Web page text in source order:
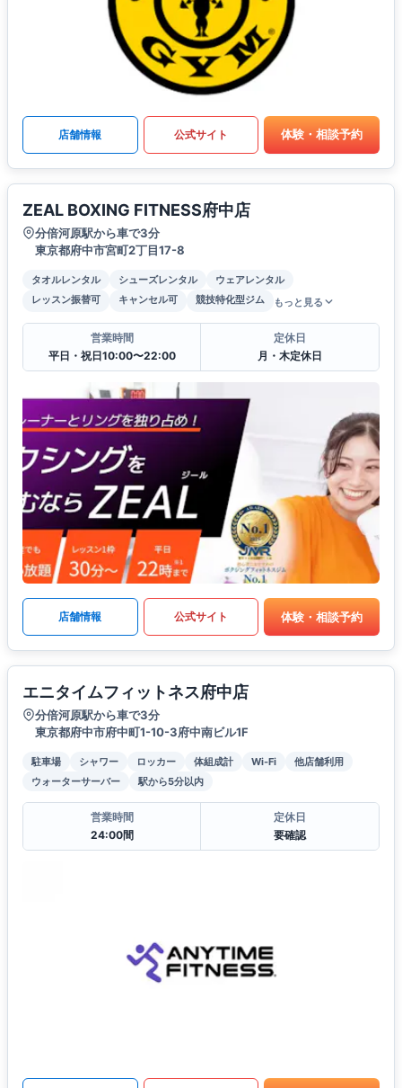
店舗情報 公式サイト 体験・相談予約
ZEAL BOXING FITNESS府中店
分倍河原駅から車で3分
東京都府中市宮町2丁目17-8
タオルレンタル シューズレンタル
ウェアレンタル
レッスン振替可
キャンセル可 競技特化型ジム もっと見る
営業時間
平日・祝日10:00〜22:00
定休日
月・木定休日
店舗情報 公式サイト 体験・相談予約
エニタイムフィットネス府中店
分倍河原駅から車で3分
東京都府中市府中町1-10-3府中南ビル1F
駐車場 シャワー ロッカー 体組成計 Wi-Fi
他店舗利用
ウォーターサーバー
駅から5分以内
営業時間
24:00間
定休日
要確認